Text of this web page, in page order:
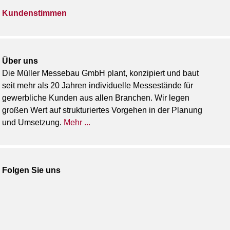
Kundenstimmen
Über uns
Die Müller Messebau GmbH plant, konzipiert und baut
seit mehr als 20 Jahren individuelle Messestände für
gewerbliche Kunden aus allen Branchen. Wir legen
großen Wert auf strukturiertes Vorgehen in der Planung
und Umsetzung. Mehr ...
Folgen Sie uns